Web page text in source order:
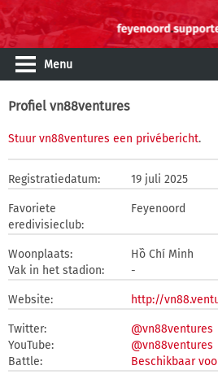
Menu
Profiel vn88ventures
Stuur vn88ventures een privébericht.
Registratiedatum: 19 juli 2025
Favoriete
eredivisieclub:
Feyenoord
Woonplaats:
Hồ Chí Minh
Vak in het stadion:
-
Website: http://
Twitter:
@vn88ventures
YouTube:
@vn88ventures
Battle:
Beschikbaar